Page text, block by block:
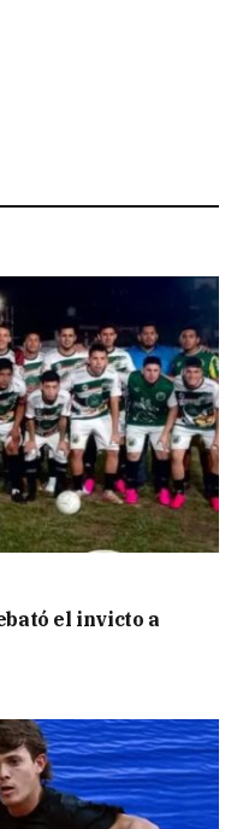
el invicto a